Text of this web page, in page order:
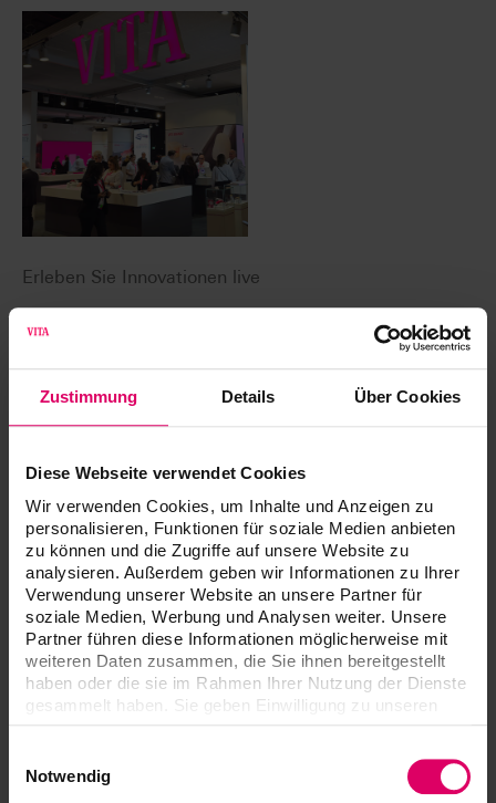
Zustimmung Details Über Cookies
Diese Webseite verwendet Cookies
Wir verwenden Cookies, um Inhalte und Anzeigen zu
personalisieren, Funktionen für soziale Medien anbieten
zu können und die Zugriffe auf unsere Website zu
analysieren. Außerdem geben wir Informationen zu Ihrer
Verwendung unserer Website an unsere Partner für
soziale Medien, Werbung und Analysen weiter. Unsere
Partner führen diese Informationen möglicherweise mit
weiteren Daten zusammen, die Sie ihnen bereitgestellt
haben oder die sie im Rahmen Ihrer Nutzung der Dienste
gesammelt haben. Sie geben Einwilligung zu unseren
Notwendig
Erleben Sie Innovationen live
unsere innovativen Lösungen für die Zahnmedizin – persönlich
und direkt vor Ort.
Zum Veranstaltungskalender!
Webinare
Wissen, das begeistert!